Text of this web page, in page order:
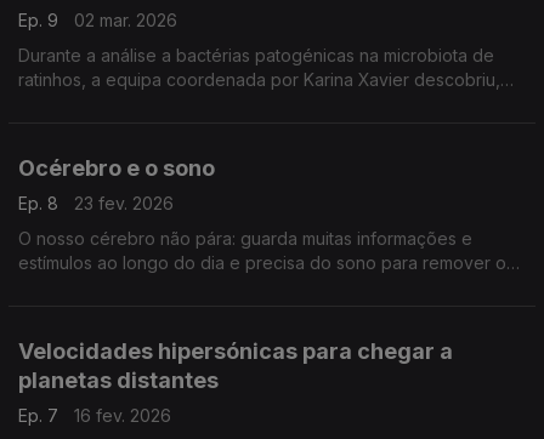
Ep. 9
02 mar. 2026
Durante a análise a bactérias patogénicas na microbiota de
ratinhos, a equipa coordenada por Karina Xavier descobriu,
Océrebro e o sono
Ep. 8
23 fev. 2026
O nosso cérebro não pára: guarda muitas informações e
estímulos ao longo do dia e precisa do sono para remover o
Velocidades hipersónicas para chegar a
planetas distantes
Ep. 7
16 fev. 2026